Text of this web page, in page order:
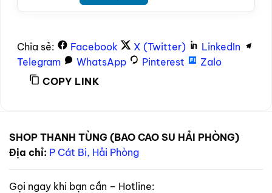
Chia sẻ: Facebook X (Twitter)
LinkedIn
Telegram
WhatsApp Pinterest
Zalo
COPY LINK
SHOP THANH TÙNG (BAO CAO SU HẢI PHÒNG)
Địa chỉ: P Cát Bi, Hải Phòng
Gọi ngay khi bạn cần – Hotline: